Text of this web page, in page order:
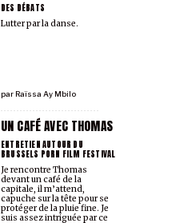
DES DÉBATS
par Raïssa Ay Mbilo
Lutter par la danse.
UN CAFÉ AVEC THOMAS
ENTRETIEN AUTOUR DU
BRUSSELS PORN FILM FESTIVAL
Je rencontre Thomas
devant un café de la
capitale, il m’attend,
capuche sur la tête pour se
protéger de la pluie fine. Je
suis assez intriguée par ce